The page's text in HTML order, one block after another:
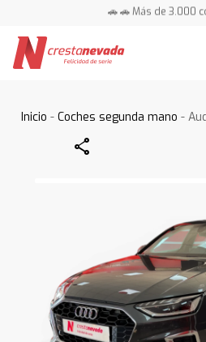
🚗 🚗 Más de 3.000
Inicio -Coches segunda mano -
Share